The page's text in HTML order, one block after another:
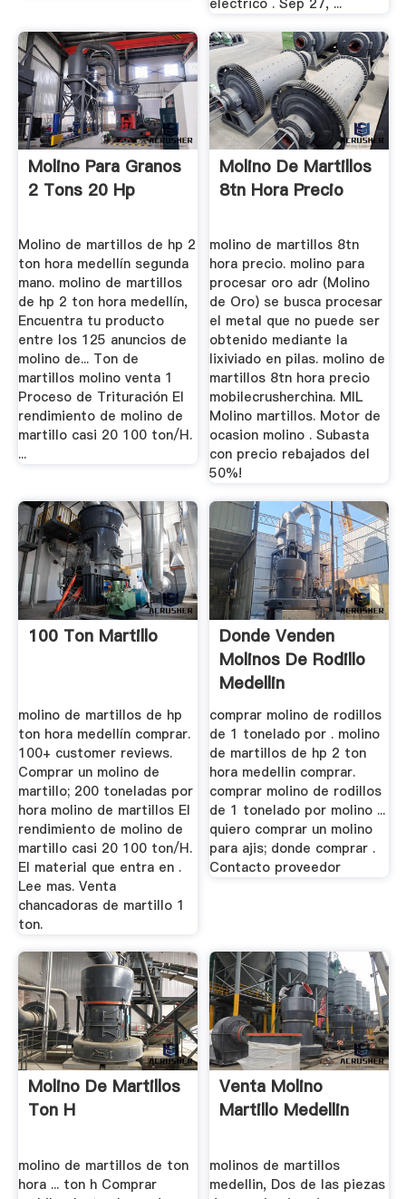
electrico . Sep 27, ...
Molino Para Granos
2 Tons 20 Hp
Molino de martillos de hp 2
ton hora medellín segunda
mano. molino de martillos
de hp 2 ton hora medellín,
Encuentra tu producto
entre los 125 anuncios de
molino de... Ton de
martillos molino venta 1
Proceso de Trituración El
rendimiento de molino de
martillo casi 20 100 ton/H.
...
Molino De Martillos
8tn Hora Precio
molino de martillos 8tn
hora precio. molino para
procesar oro adr (Molino
de Oro) se busca procesar
el metal que no puede ser
obtenido mediante la
lixiviado en pilas. molino de
martillos 8tn hora precio
mobilecrusherchina. MIL
Molino martillos. Motor de
ocasion molino . Subasta
con precio rebajados del
50%!
100 Ton Martillo
molino de martillos de hp
ton hora medellín comprar.
100+ customer reviews.
Comprar un molino de
martillo; 200 toneladas por
hora molino de martillos El
rendimiento de molino de
martillo casi 20 100 ton/H.
El material que entra en .
Lee mas. Venta
chancadoras de martillo 1
ton.
Donde Venden
Molinos De Rodillo
Medellin
comprar molino de rodillos
de 1 tonelado por . molino
de martillos de hp 2 ton
hora medellin comprar.
comprar molino de rodillos
de 1 tonelado por molino ...
quiero comprar un molino
para ajis; donde comprar .
Contacto proveedor
Molino De Martillos
Ton H
molino de martillos de ton
hora ... ton h Comprar
Venta Molino
Martillo Medellin
molinos de martillos
medellin, Dos de las piezas